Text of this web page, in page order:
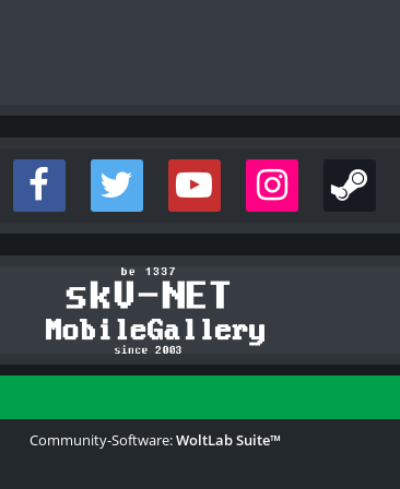
Community-Software:WoltLab Suite™